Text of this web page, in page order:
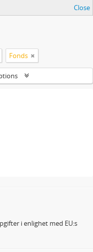
Close
Fonds
i enlighet med EU:s